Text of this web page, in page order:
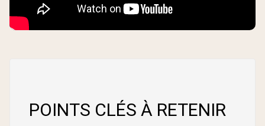
POINTS CLÉS À RETENIR